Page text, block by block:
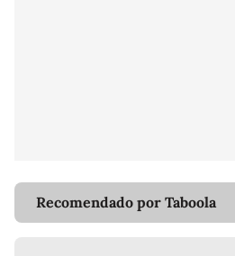
Recomendado por Taboola